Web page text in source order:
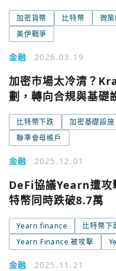
加密貨幣 比特幣 微
美伊戰爭
金融 2026.03.19
加密市場太冷清？
劃，轉向合規與基礎
比特幣下跌 加密基礎設施
聯準會母帳戶
金融 2025.12.01
DeFi協議Yearn遭攻
特幣同時跌破8.7萬
Yearn finance 比特幣下
Yearn Finance 被攻擊
金融 2025.11.21
Email